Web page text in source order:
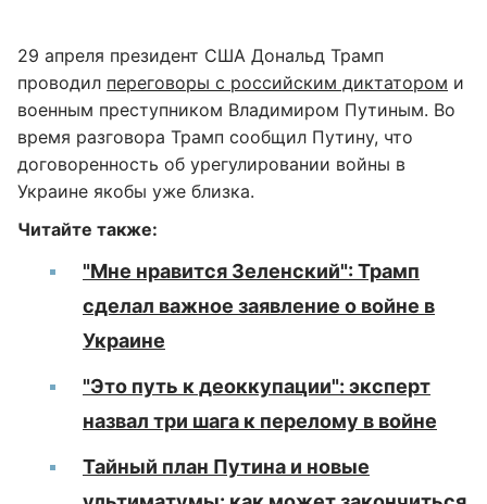
29 апреля президент США Дональд Трамп
проводил переговоры с российским диктатором и
военным преступником Владимиром Путиным. Во
время разговора Трамп сообщил Путину, что
договоренность об урегулировании войны в
Украине якобы уже близка.
Читайте также:
"Мне нравится Зеленский": Трамп
сделал важное заявление о войне в
Украине
"Это путь к деоккупации": эксперт
назвал три шага к перелому в войне
Тайный план Путина и новые